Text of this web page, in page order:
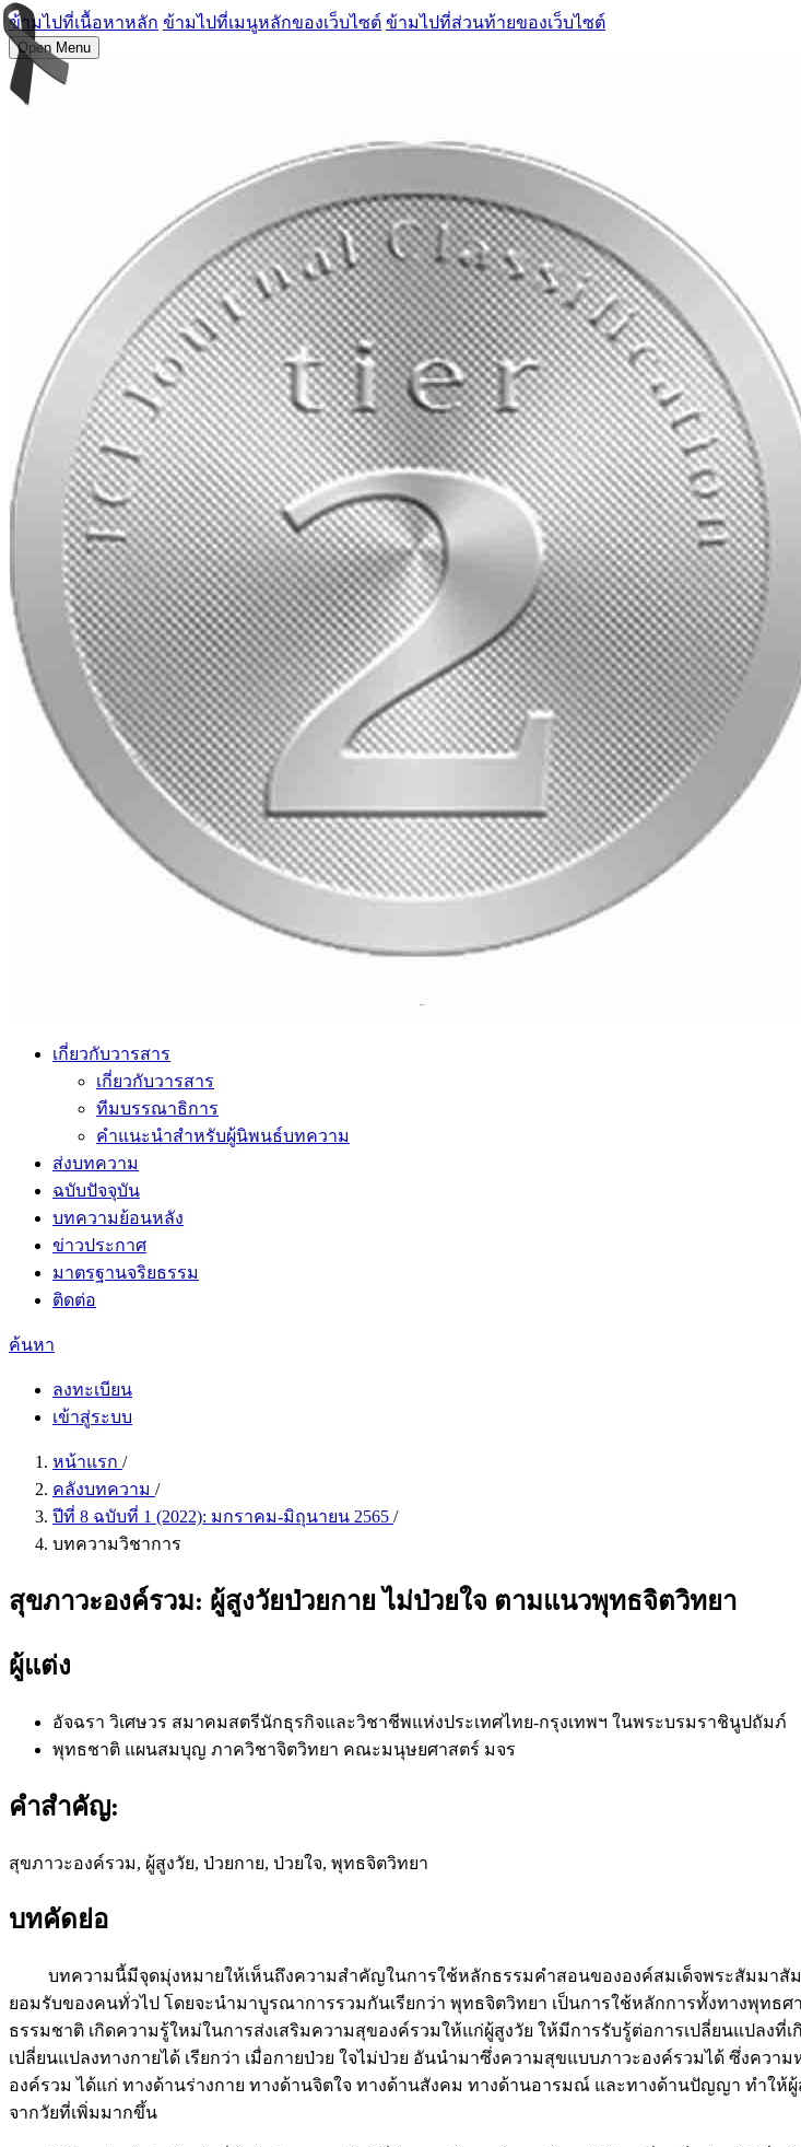
ข้ามไปที่เนื้อหาหลัก ข้ามไปที่เมนูหลักของเว็บไซต์ ข้ามไปที่ส่วนท้ายของเว็บไซต์
Open Menu
เกี่ยวกับวารสาร
เกี่ยวกับวารสาร
ทีมบรรณาธิการ
คำแนะนำสำหรับผู้นิพนธ์บทความ
ส่งบทความ
ฉบับปัจจุบัน
บทความย้อนหลัง
ข่าวประกาศ
มาตรฐานจริยธรรม
ติดต่อ
ค้นหา
ลงทะเบียน
เข้าสู่ระบบ
หน้าแรก /
คลังบทความ /
ปีที่ 8 ฉบับที่ 1 (2022): มกราคม-มิถุนายน 2565 /
บทความวิชาการ
สุขภาวะองค์รวม: ผู้สูงวัยป่วยกาย ไม่ป่วยใจ ตามแนวพุทธจิตวิทยา
ผู้แต่ง
อัจฉรา วิเศษวร สมาคมสตรีนักธุรกิจและวิชาชีพแห่งประเทศไทย-กรุงเทพฯ ในพระบรมราชินูปถัมภ์
พุทธชาติ แผนสมบุญ ภาควิชาจิตวิทยา คณะมนุษยศาสตร์ มจร
คำสำคัญ:
สุขภาวะองค์รวม, ผู้สูงวัย, ป่วยกาย, ป่วยใจ, พุทธจิตวิทยา
บทคัดย่อ
บทความนี้มีจุดมุ่งหมายให้เห็นถึงความสำคัญในการใช้หลักธรรมคำสอนขององค์สมเด็จพระสัมมาสัม
ยอมรับของคนทั่วไป โดยจะนำมาบูรณาการรวมกันเรียกว่า พุทธจิตวิทยา เป็นการใช้หลักการทั้งทางพุทธ
ธรรมชาติ เกิดความรู้ใหม่ในการส่งเสริมความสุของค์รวมให้แก่ผู้สูงวัย ให้มีการรับรู้ต่อการเปลี่ยนแปลง
เปลี่ยนแปลงทางกายได้ เรียกว่า เมื่อกายป่วย ใจไม่ป่วย อันนำมาซึ่งความสุขแบบภาวะองค์รวมได้ ซึ่งค
องค์รวม ได้แก่ ทางด้านร่างกาย ทางด้านจิตใจ ทางด้านสังคม ทางด้านอารมณ์ และทางด้านปัญญา ทำใ
จากวัยที่เพิ่มมากขึ้น